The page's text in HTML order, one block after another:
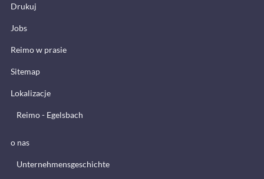
Drukuj
Jobs
Reimo w prasie
Sitemap
Lokalizacje
Reimo - Egelsbach
o nas
Unternehmensgeschichte